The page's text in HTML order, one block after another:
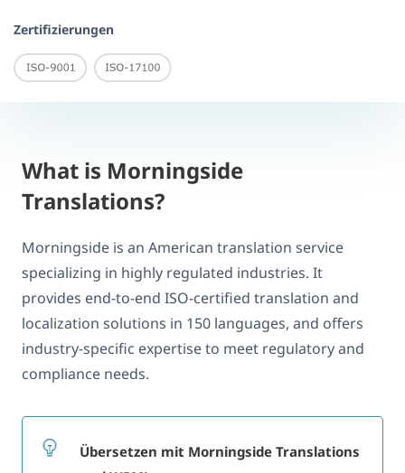
Zertifizierungen
What is Morningside
Translations?
Morningside is an American translation service
specializing in highly regulated industries. It
provides end-to-end ISO-certified translation and
localization solutions in 150 languages, and offers
industry-specific expertise to meet regulatory and
compliance needs.
Übersetzen mit Morningside Translations